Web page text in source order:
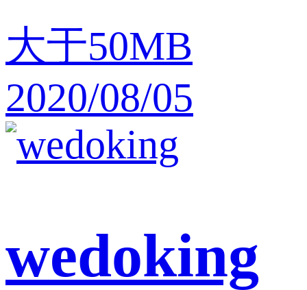
大于50MB
2020/08/05
wedoking